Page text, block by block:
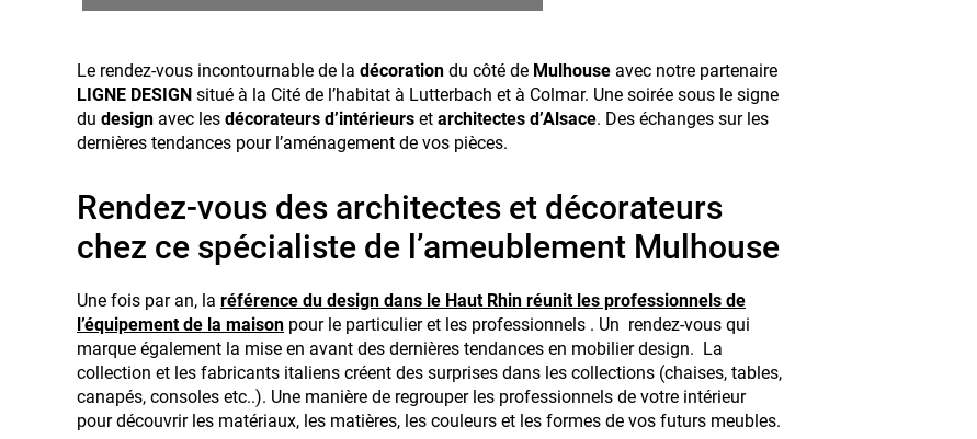
Le rendez-vous incontournable de la décoration du côté de Mulhouse avec notre partenaire
LIGNE DESIGN situé à la Cité de l’habitat à Lutterbach et à Colmar. Une soirée sous le signe
du design avec les décorateurs d’intérieurs et architectes d’Alsace. Des échanges sur les
dernières tendances pour l’aménagement de vos pièces.
Rendez-vous des architectes et décorateurs
chez ce spécialiste de l’ameublement Mulhouse
Une fois par an, la référence du design dans le Haut Rhin réunit les professionnels de
l’équipement de la maison pour le particulier et les professionnels . Un rendez-vous qui
marque également la mise en avant des dernières tendances en mobilier design. La
collection et les fabricants italiens créent des surprises dans les collections (chaises, tables,
canapés, consoles etc..). Une manière de regrouper les professionnels de votre intérieur
pour découvrir les matériaux, les matières, les couleurs et les formes de vos futurs meubles.